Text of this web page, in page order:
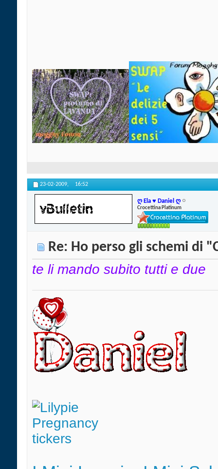
23-02-2009, 16:52
ღ Ela ♥ Daniel ღ
Crocettina Platinum
Re: Ho perso gli schemi di
te li mando subito tutti e due